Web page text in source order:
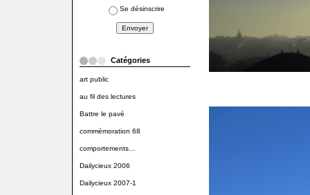
Se désinscrire
Catégories
art public
au fil des lectures
Battre le pavé
commémoration 68
comportements…
Dailycieux 2006
Dailycieux 2007-1